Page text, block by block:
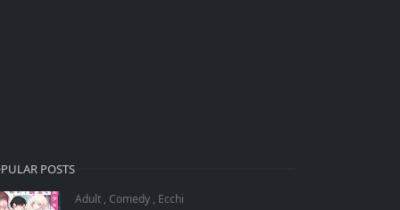
POSTS
Adult , Comedy , Ecchi